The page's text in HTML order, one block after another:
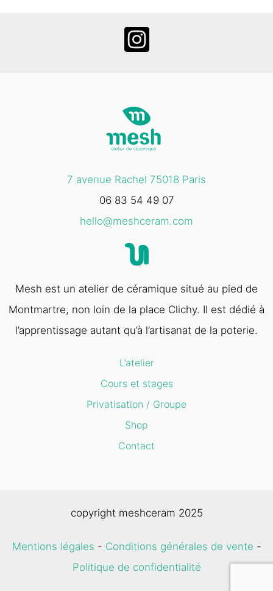
7 avenue Rachel 75018 Paris
06 83 54 49 07
hello@meshceram.com
Mesh est un atelier de céramique situé au pied de
Montmartre, non loin de la place Clichy. Il est dédié à
l’apprentissage autant qu’à l’artisanat de la poterie.
L’atelier
Cours et stages
Privatisation / Groupe
Shop
Contact
copyright meshceram 2025
Mentions légales - Conditions générales de vente -
Politique de confidentialité